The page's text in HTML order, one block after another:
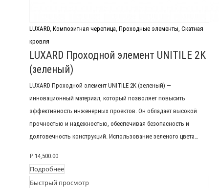
LUXARD Композитная черепица Проходные элементы Скатная
кровля
LUXARD Проходной элемент UNITILE 2K
(зеленый)
LUXARD Проходной элемент UNITILE 2K (зеленый) —
инновационный материал, который позволяет повысить
эффективность инженерных проектов. Он обладает высокой
прочностью и надежностью, обеспечивая безопасность и
долговечность конструкций. Использование зеленого цвета…
₽ 14,500.00
Подробнее
Быстрый просмотр